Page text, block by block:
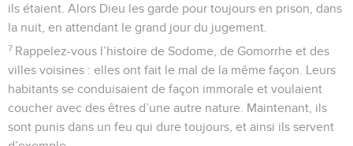
ils étaient. Alors Dieu les garde pour toujours en prison, dans
la nuit, en attendant le grand jour du jugement.
7 Rappelez-vous l’histoire de Sodome, de Gomorrhe et des
villes voisines : elles ont fait le mal de la même façon. Leurs
habitants se conduisaient de façon immorale et voulaient
coucher avec des êtres d’une autre nature. Maintenant, ils
sont punis dans un feu qui dure toujours, et ainsi ils servent